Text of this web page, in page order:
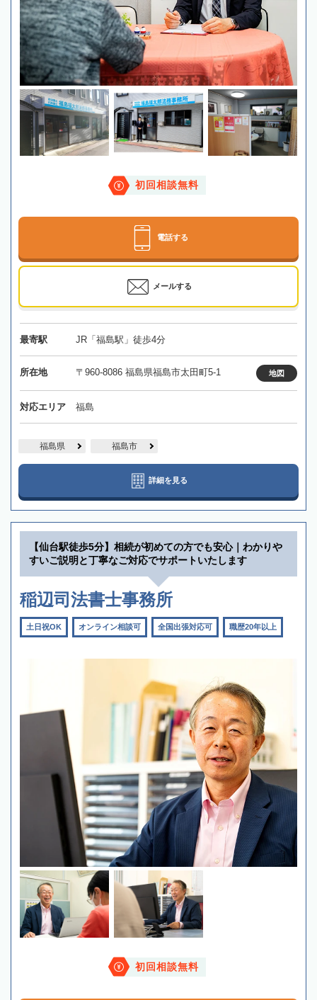
初回相談無料
電話する
メールする
最寄駅 JR「福島駅」徒歩4分
所在地 〒960-8086 福島県福島市太田町5-1 地図
対応エリア 福島
福島県 福島市
詳細を見る
【仙台駅徒歩5分】相続が初めての方でも安心｜わかりや
すいご説明と丁寧なご対応でサポートいたします
稲辺司法書士事務所
土日祝OK オンライン相談可 全国出張対応可 職歴20年以上
初回相談無料